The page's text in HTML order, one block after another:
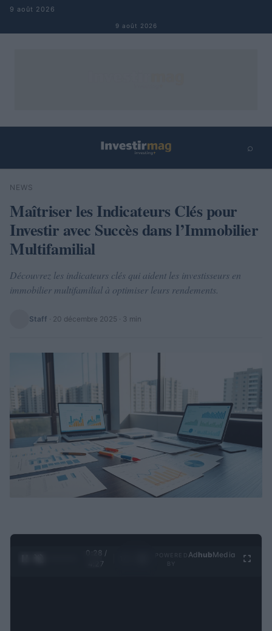
Aller au contenu
9 août 2026
9 août 2026
⌕
Rechercher
NEWS
Maîtriser les Indicateurs Clés pour
Investir avec Succès dans l’Immobilier
Multifamilial
Découvrez les indicateurs clés qui aident les investisseurs en
immobilier multifamilial à optimiser leurs rendements.
Staff · 20 décembre 2025 · 3 min
0:29 /
4:27
Ad hubMedia